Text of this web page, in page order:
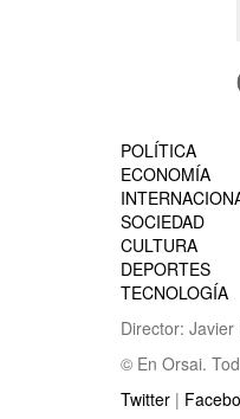
POLÍTICA
ECONOMÍA
SOCIEDAD
CULTURA
DEPORTES
TECNOLOGÍA
Director:
© En Orsai.
Twitter |